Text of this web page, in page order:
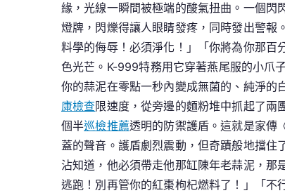
緣，光線一瞬間被極端的酸氣扭曲。一個閃
燈牌，閃爍得讓人眼睛發疼，同時發出警報
料學的侮辱！必須淨化！」「你將為你那百
色光芒。K-999特務用它穿著燕尾服的小爪
你的蒜泥在零點一秒內變成無菌的、純淨的
康檢查限速度，從旁邊的麵粉堆中抓起了兩
個半巡檢推薦透明的防禦護盾。這就是家傳
蓋的聲音。護盾劇烈震動，但奇蹟般地擋
沾知道，他必須帶走他那缸陳年老蒜泥，
逃跑！別再管你的紅棗枸杞燃料了！」「不